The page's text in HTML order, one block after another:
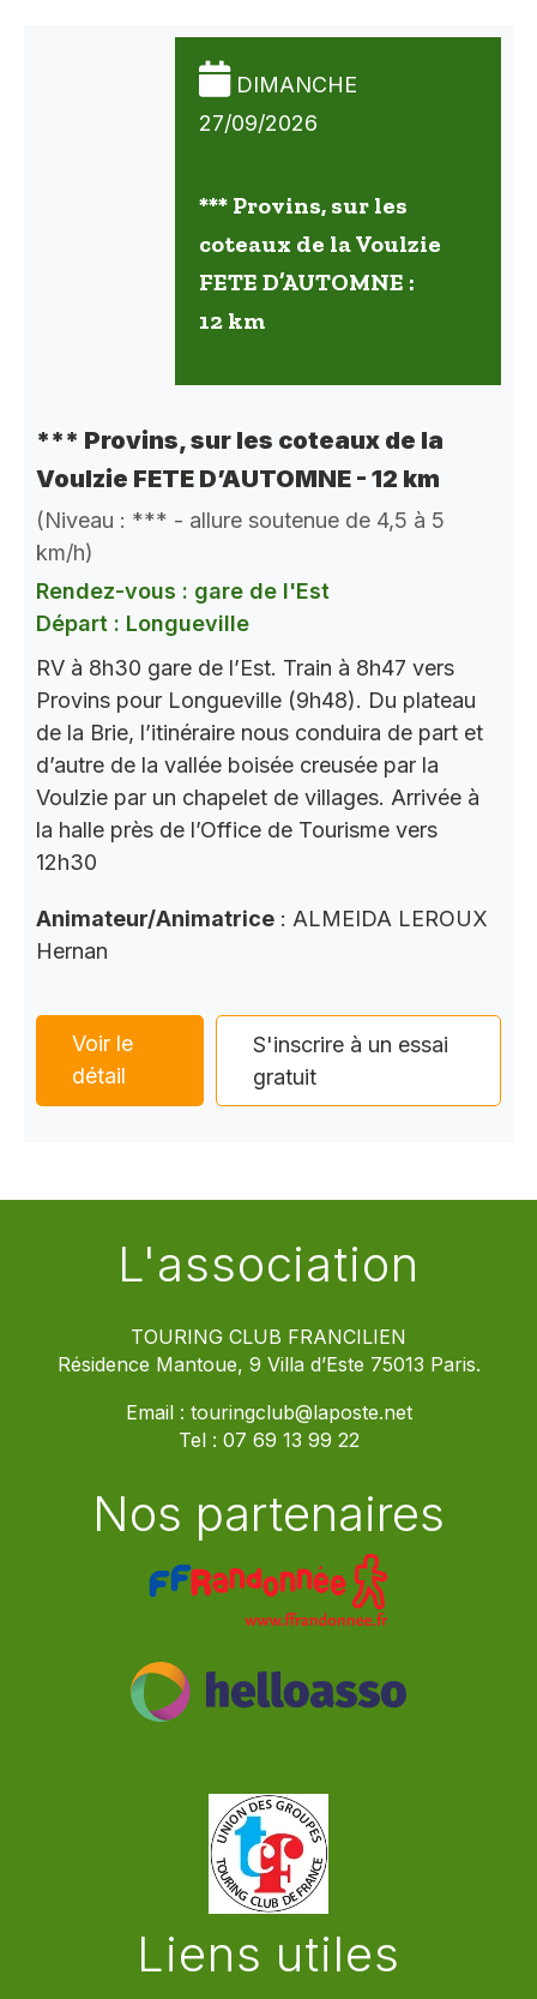
DIMANCHE
27/09/2026
*** Provins, sur les
coteaux de la Voulzie
FETE D’AUTOMNE :
12 km
*** Provins, sur les coteaux de la
Voulzie FETE D’AUTOMNE - 12 km
(Niveau : *** - allure soutenue de 4,5 à 5
km/h)
Rendez-vous : gare de l'Est
Départ : Longueville
RV à 8h30 gare de l’Est. Train à 8h47 vers
Provins pour Longueville (9h48). Du plateau
de la Brie, l’itinéraire nous conduira de part et
d’autre de la vallée boisée creusée par la
Voulzie par un chapelet de villages. Arrivée à
la halle près de l’Office de Tourisme vers
12h30
Animateur/Animatrice : ALMEIDA LEROUX
Hernan
Voir le
détail
S'inscrire à un essai
gratuit
L'association
TOURING CLUB FRANCILIEN
Résidence Mantoue, 9 Villa d’Este 75013 Paris.
Email : touringclub@laposte.net
Tel : 07 69 13 99 22
Nos partenaires
Liens utiles